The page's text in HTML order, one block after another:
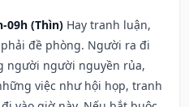
09h (Thìn) Hay tranh luận,
đề phòng. Người ra đi
người người nguyền rủa,
việc như hội họp, tranh